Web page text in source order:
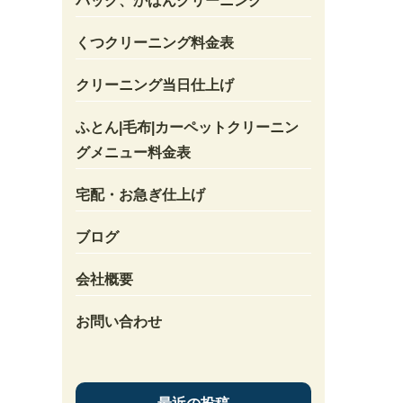
くつクリーニング料金表
クリーニング当日仕上げ
ふとん|毛布|カーペットクリーニン
グメニュー料金表
宅配・お急ぎ仕上げ
ブログ
会社概要
お問い合わせ